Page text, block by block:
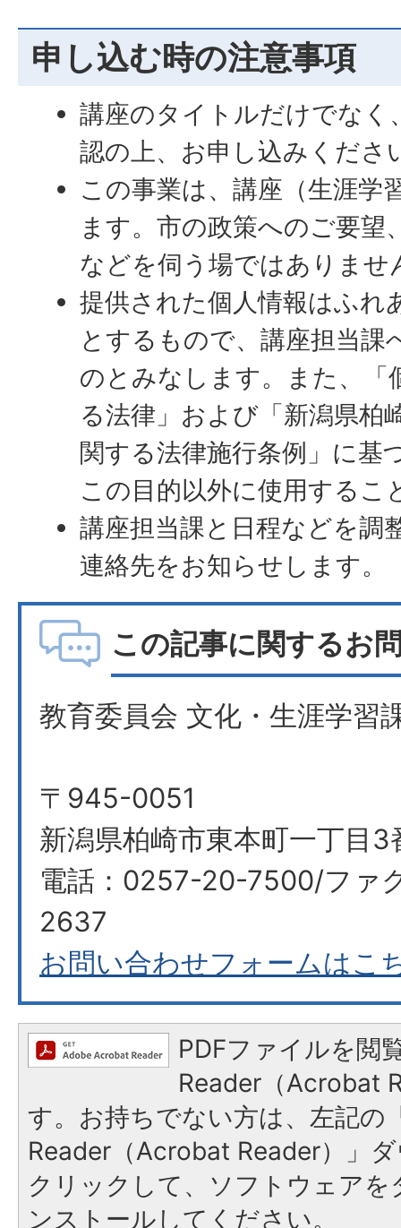
申し込む時の注意事項
講座のタイトルだけでなく
認の上、お申し込みくださ
この事業は、講座（生涯学
ます。市の政策へのご要望
などを伺う場ではありませ
提供された個人情報はふれ
とするもので、講座担当課
のとみなします。また、「
る法律」および「新潟県柏
関する法律施行条例」に基
この目的以外に使用するこ
講座担当課と日程などを調
連絡先をお知らせします。
この記事に関するお
教育委員会 文化・生涯学習
〒945-0051
新潟県柏崎市東本町一丁目
電話：0257-20-7500/ファ
2637
お問い合わせフォームはこ
PDFファイルを閲
Reader（Acrobat
す。お持ちでない方は、左記の
Reader（Acrobat Reader）」
クリックして、ソフトウェア
ンストールしてください。